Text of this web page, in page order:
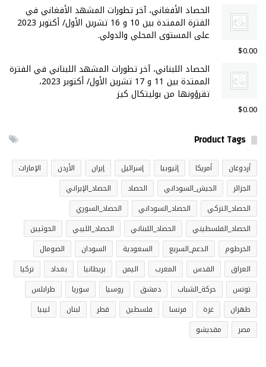
الحصاد الأفغاني، آخر تطورات المشهد الأفغاني في
الفترة الممتدة بين 10 و 16 تشرين الأول/ أكتوبر 2023
على المستوى المحلي والدولي.
$0.00
الحصاد اللبناني، آخر تطورات المشهد اللبناني في الفترة
الممتدة بين 11 و 17 تشرين الأول/ أكتوبر 2023،
تقرؤونها من بوليتكال كيز
$0.00
Product Tags
أردوغان أمريكا إثيوبيا إسرائيل إيران الأردن
الإمارات
الجزائر
الجيش_السوداني الحصاد
الحصاد_الإيراني
الحصاد_التركي
الحصاد_السوداني
الحصاد_السوري
الحصاد_الفلسطيني
الحصاد_اللبناني الحصاد_الليبي
الحوثيين
الخرطوم
الدعم_السريع السعودية السودان
الصومال
العراق
القدس المغرب اليمن بريطانيا بغداد
تركيا
تونس
حركة_الشباب دمشق روسيا سوريا
طرابلس
طهران
غزة فرنسا فلسطين قطر لبنان
ليبيا
مصر
مقديشو